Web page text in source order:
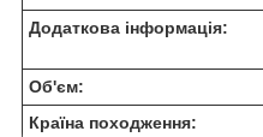
Додаткова інформація:
Об'єм:
Країна походження: